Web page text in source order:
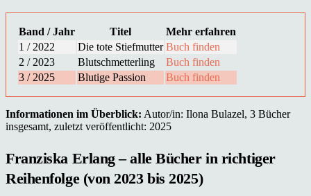
Band / Jahr Titel
Mehr erfahren
1 / 2022
Die tote Stiefmutter Buch finden
2 / 2023
Blutschmetterling
Buch finden
3 / 2025
Blutige Passion Buch finden
Informationen im Überblick: Autor/in: Ilona Bulazel, 3 Bücher
insgesamt, zuletzt veröffentlicht: 2025
Franziska Erlang – alle Bücher in richtiger
Reihenfolge (von 2023 bis 2025)